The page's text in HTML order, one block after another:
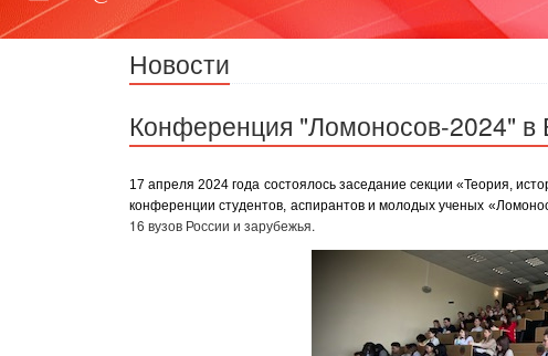
Новости
Конференция "Ломоносов-2024"
17 апреля 2024 года состоялось заседание секции «Теория,
конференции студентов, аспирантов и молодых ученых
16 вузов России и зарубежья.